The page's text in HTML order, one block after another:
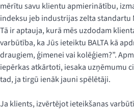
mērītu savu klientu apmierinātību,
indeksu jeb industrijas zelta standartu
Tā ir aptauja, kurā mēs uzdodam
varbūtība, ka Jūs ieteiktu BALTA kā
draugiem, ģimenei vai kolēģiem?”.
iepērkas atkārtoti, iesaka uzņēmumu
tad, ja tirgū ienāk jauni spēlētāji.
Ja klients, izvērtējot ieteikšanas